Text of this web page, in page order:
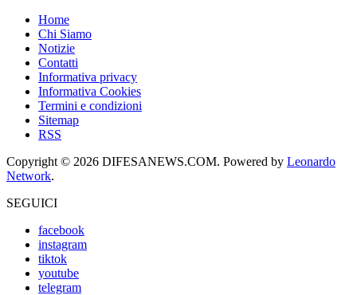
Home
Chi Siamo
Notizie
Contatti
Informativa privacy
Informativa Cookies
Termini e condizioni
Sitemap
RSS
Copyright © 2026 DIFESANEWS.COM. Powered by Leonardo
Network.
SEGUICI
facebook
instagram
tiktok
youtube
telegram